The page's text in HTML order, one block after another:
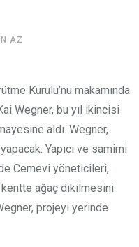
AZ
Kurulu’nu makamında
Wegner, bu yıl ikincisi
aldı. Wegner,
Yapıcı ve samimi
Cemevi yöneticileri,
kentte ağaç dikilmesini
projeyi yerinde